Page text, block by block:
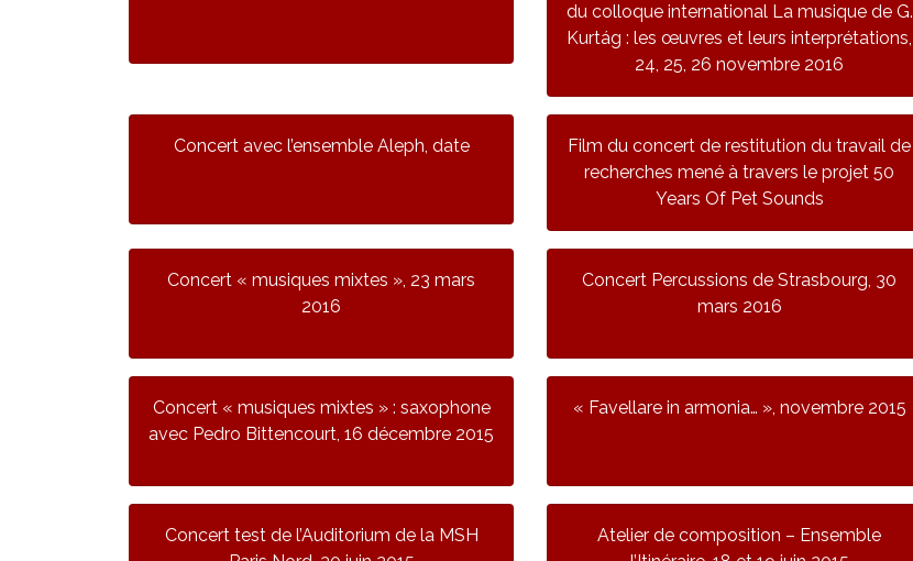
du colloque international La musique de G.
Kurtág : les œuvres et leurs interprétations,
24, 25, 26 novembre 2016
Concert avec l’ensemble Aleph, date
Film du concert de restitution du travail de
recherches mené à travers le projet 50
Years Of Pet Sounds
Concert « musiques mixtes », 23 mars
2016
Concert Percussions de Strasbourg, 30
mars 2016
Concert « musiques mixtes » : saxophone
avec Pedro Bittencourt, 16 décembre 2015
« Favellare in armonia… », novembre 2015
Concert test de l’Auditorium de la MSH
Atelier de composition – Ensemble